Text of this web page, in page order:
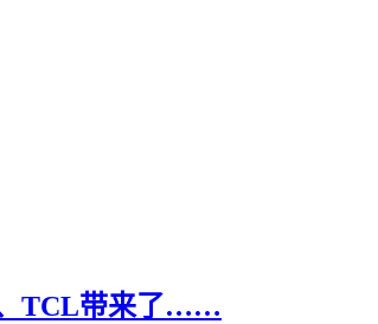
、TCL带来了……